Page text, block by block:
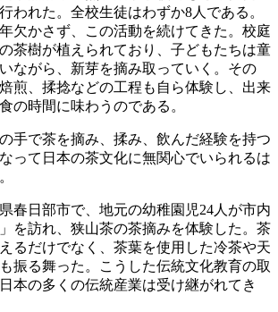
われた。全校生徒はわずか8人である。
欠かさず、この活動を続けてきた。校庭
茶樹が植えられており、子どもたちは童
ながら、新芽を摘み取っていく。その
煎、揉捻などの工程も自ら体験し、出来
の時間に味わうのである。
手で茶を摘み、揉み、飲んだ経験を持つ
って日本の茶文化に無関心でいられるは
春日部市で、地元の幼稚園児24人が市内
を訪れ、狭山茶の茶摘みを体験した。茶
るだけでなく、茶葉を使用した冷茶や天
振る舞った。こうした伝統文化教育の取
本の多くの伝統産業は受け継がれてき